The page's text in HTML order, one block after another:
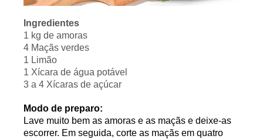
Ingredientes
1 kg de amoras
4 Maçãs verdes
1 Limão
1 Xícara de água potável
3 a 4 Xícaras de açúcar
Modo de preparo:
Lave muito bem as amoras e as maçãs e deixe-as
escorrer. Em seguida, corte as maçãs em quatro